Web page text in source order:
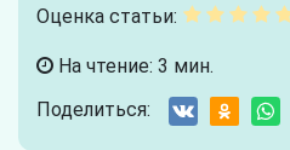
Оценка статьи:
На чтение: 3 мин.
Поделиться: